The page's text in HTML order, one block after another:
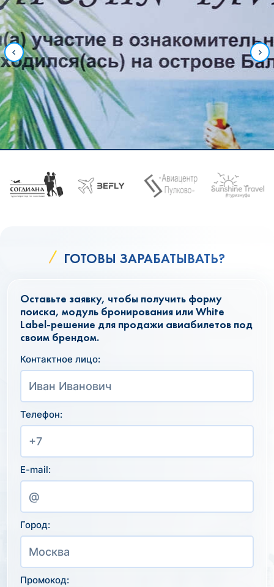
ГОТОВЫ ЗАРАБАТЫВАТЬ?
Оставьте заявку, чтобы получить форму
поиска, модуль бронирования или White
Label-решение для продажи авиабилетов под
своим брендом.
Контактное лицо:
Телефон:
E-mail:
Город:
Промокод: